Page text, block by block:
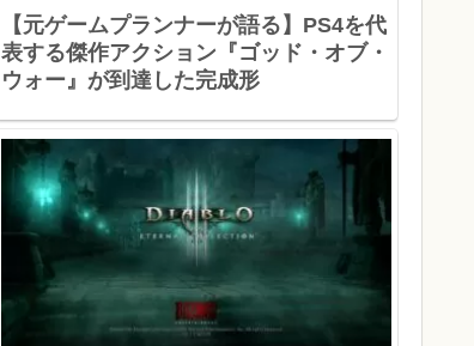
【元ゲームプランナーが語る】PS4を代
表する傑作アクション『ゴッド・オブ・
ウォー』が到達した完成形